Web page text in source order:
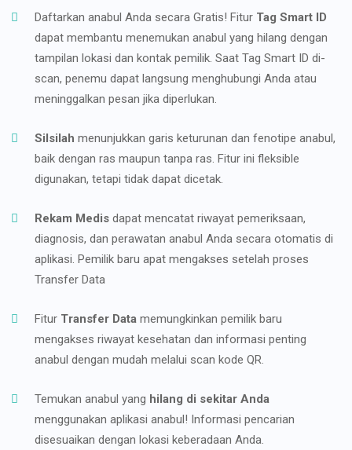
Daftarkan anabul Anda secara Gratis! Fitur Tag Smart ID
dapat membantu menemukan anabul yang hilang dengan
tampilan lokasi dan kontak pemilik. Saat Tag Smart ID di-
scan, penemu dapat langsung menghubungi Anda atau
meninggalkan pesan jika diperlukan.
Silsilah menunjukkan garis keturunan dan fenotipe anabul,
baik dengan ras maupun tanpa ras. Fitur ini fleksible
digunakan, tetapi tidak dapat dicetak.
Rekam Medis dapat mencatat riwayat pemeriksaan,
diagnosis, dan perawatan anabul Anda secara otomatis di
aplikasi. Pemilik baru apat mengakses setelah proses
Transfer Data
Fitur Transfer Data memungkinkan pemilik baru
mengakses riwayat kesehatan dan informasi penting
anabul dengan mudah melalui scan kode QR.
Temukan anabul yang hilang di sekitar Anda
menggunakan aplikasi anabul! Informasi pencarian
disesuaikan dengan lokasi keberadaan Anda.